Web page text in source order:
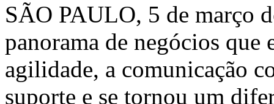
SÃO PAULO, 5 de março
panorama de negócios
agilidade, a comunicação
suporte e se tornou um